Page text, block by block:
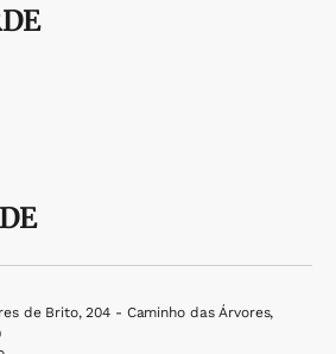
de Brito, 204 - Caminho das Árvores,